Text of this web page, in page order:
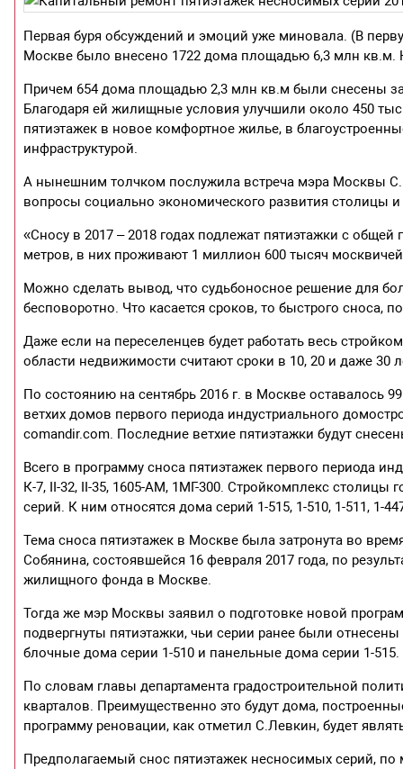
Первая буря обсуждений и эмоций уже миновала. (В
Москве было внесено 1722 дома площадью 6,3 млн
Причем 654 дома площадью 2,3 млн кв.м были снесены
Благодаря ей жилищные условия улучшили около 450
пятиэтажек в новое комфортное жилье, в
инфраструктурой.
А нынешним толчком послужила встреча мэра Москвы
вопросы социально экономического развития столицы
«Сносу в 2017 – 2018 годах подлежат пятиэтажки с
метров, в них проживают 1 миллион 600 тысяч
Можно сделать вывод, что судьбоносное решение для
бесповоротно. Что касается сроков, то быстрого сноса,
Даже если на переселенцев будет работать весь
области недвижимости считают сроки в 10, 20 и даже 30
По состоянию на сентябрь 2016 г. в Москве оставалось
ветхих домов первого периода индустриального
comandir.com. Последние ветхие пятиэтажки будут
Всего в программу сноса пятиэтажек первого периода
К-7, II-32, II-35, 1605-АМ, 1МГ-300. Стройкомплекс
серий. К ним относятся дома серий 1-515, 1-510, 1-511,
Тема сноса пятиэтажек в Москве была затронута во
Собянина, состоявшейся 16 февраля 2017 года, по
жилищного фонда в Москве.
Тогда же мэр Москвы заявил о подготовке новой
подвергнуты пятиэтажки, чьи серии ранее были
блочные дома серии 1-510 и панельные дома серии 1-515.
По словам главы департамента градостроительной
кварталов. Преимущественно это будут дома,
программу реновации, как отметил С.Левкин, будет
Предполагаемый снос пятиэтажек несносимых серий,